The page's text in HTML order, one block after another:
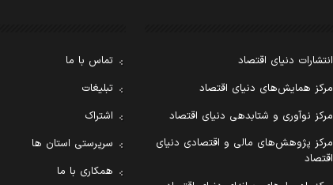
انتشارات دنیای اقتصاد
مرکز همایش‌های دنیای اقتصاد
مرکز نوآوری و شتابدهی دنیای اقتصاد
مرکز پژوهش‌های مالی و اقتصادی دنیای
اقتصاد
تماس با ما
تبلیغات
اشتراک
سرپرستی استان ها
همکاری با ما